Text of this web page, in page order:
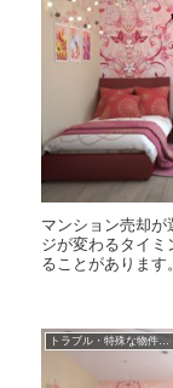
マンション売却
ジが変わるタイ
ることがありま
トラブル・特殊な物件の売却